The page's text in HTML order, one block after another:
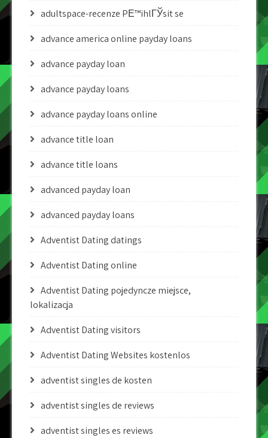
adultspace-recenze PЕ™ihlГЎsit se
advance america online payday loans
advance payday loan
advance payday loans
advance payday loans online
advance title loan
advance title loans
advanced payday loan
advanced payday loans
Adventist Dating datings
Adventist Dating online
Adventist Dating pojedyncze miejsce,
lokalizacja
Adventist Dating visitors
Adventist Dating Websites kostenlos
adventist singles de kosten
adventist singles de reviews
adventist singles es reviews